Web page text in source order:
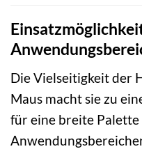
Die Vielseitigkeit der
Maus macht sie zu
für eine breite Palette